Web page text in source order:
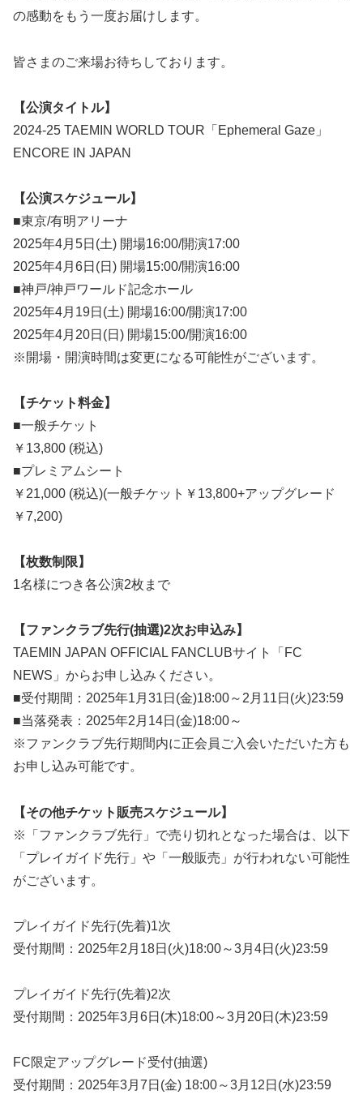
の感動をもう一度お届けします。
皆さまのご来場お待ちしております。
【公演タイトル】
2024-25 TAEMIN WORLD TOUR「Ephemeral Gaze」
ENCORE IN JAPAN
【公演スケジュール】
■東京/有明アリーナ
2025年4月5日(土) 開場16:00/開演17:00
2025年4月6日(日) 開場15:00/開演16:00
■神戸/神戸ワールド記念ホール
2025年4月19日(土) 開場16:00/開演17:00
2025年4月20日(日) 開場15:00/開演16:00
※開場・開演時間は変更になる可能性がございます。
【チケット料金】
■一般チケット
￥13,800 (税込)
■プレミアムシート
￥21,000 (税込)(一般チケット￥13,800+アップグレード
￥7,200)
【枚数制限】
1名様につき各公演2枚まで
【ファンクラブ先行(抽選)2次お申込み】
TAEMIN JAPAN OFFICIAL FANCLUBサイト「FC
NEWS」からお申し込みください。
■受付期間：2025年1月31日(金)18:00～2月11日(火)23:59
■当落発表：2025年2月14日(金)18:00～
※ファンクラブ先行期間内に正会員ご入会いただいた方も
お申し込み可能です。
【その他チケット販売スケジュール】
※「ファンクラブ先行」で売り切れとなった場合は、以下
「プレイガイド先行」や「一般販売」が行われない可能性
がございます。
プレイガイド先行(先着)1次
受付期間：2025年2月18日(火)18:00～3月4日(火)23:59
プレイガイド先行(先着)2次
受付期間：2025年3月6日(木)18:00～3月20日(木)23:59
FC限定アップグレード受付(抽選)
受付期間：2025年3月7日(金) 18:00～3月12日(水)23:59